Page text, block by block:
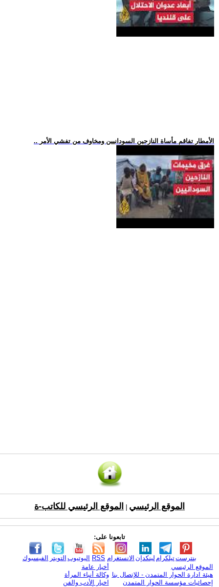
.. الأمطار تفاقم مأساة النازحين السودانيين ومخاوف من تفشي الأمر
الموقع الرئيسي الموقع الرئيسي للكاتب-ة
تابعونا على:
الفيسبوك التويتر اليوتيوب RSS الانستغرام لينكدإن تيلكرامبنترست
الموقع الرئيسي
هيئة ادارة الحوار المتمدن - للإتصال بنا
إحصائيات مؤسسة الحوار المتمدن
أخبار عامة
وكالة أنباء المرأة
اخبار الأدب والفن